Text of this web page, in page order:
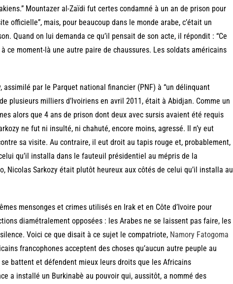
Mountazer al-Zaïdi fut certes condamné à un an de prison pour
officielle”, mais, pour beaucoup dans le monde arabe, c’était un
Quand on lui demanda ce qu’il pensait de son acte, il répondit : “Ce
à ce moment-là une autre paire de chaussures. Les soldats américains
assimilé par le Parquet national financier (PNF) à “un délinquant
plusieurs milliers d’Ivoiriens en avril 2011, était à Abidjan. Comme un
alors que 4 ans de prison dont deux avec sursis avaient été requis
ne fut ni insulté, ni chahuté, encore moins, agressé. Il n’y eut
sa visite. Au contraire, il eut droit au tapis rouge et, probablement,
qu’il installa dans le fauteuil présidentiel au mépris de la
Nicolas Sarkozy était plutôt heureux aux côtés de celui qu’il installa au
mensonges et crimes utilisés en Irak et en Côte d’Ivoire pour
diamétralement opposées : les Arabes ne se laissent pas faire, les
Voici ce que disait à ce sujet le compatriote,Namory Fatogoma
francophones acceptent des choses qu’aucun autre peuple au
battent et défendent mieux leurs droits que les Africains
a installé un Burkinabè au pouvoir qui, aussitôt, a nommé des